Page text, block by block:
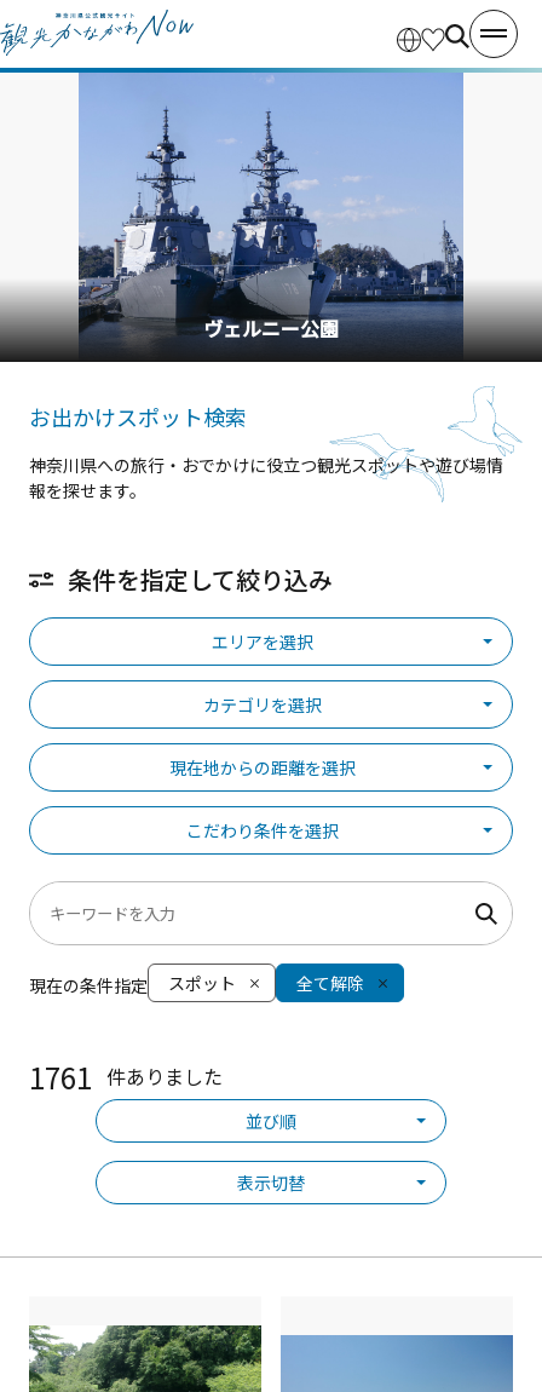
横浜中華街
お出かけスポット検索
神奈川県への旅行・おでかけに役立つ観光スポットや遊び場情
報を探せます。
条件を指定して絞り込み
エリアを選択
カテゴリを選択
現在地からの距離を選択
こだわり条件を選択
現在の条件指定 スポット 全て解除
1761 件ありました
並び順
表示切替